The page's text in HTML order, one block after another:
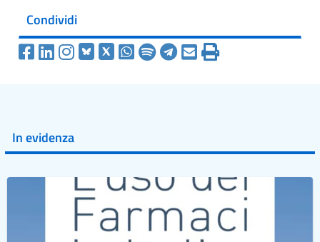
Condividi
In evidenza